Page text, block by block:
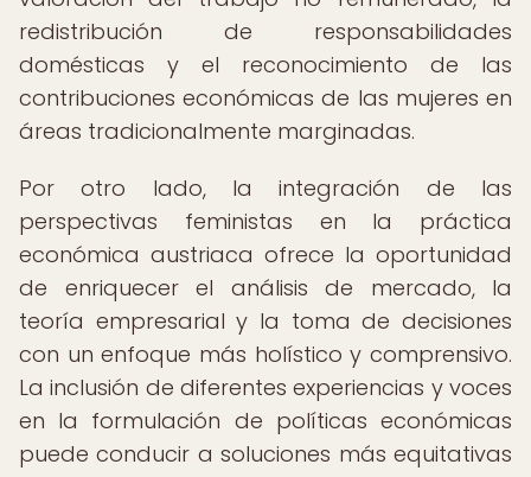
redistribución de responsabilidades
domésticas y el reconocimiento de las
contribuciones económicas de las mujeres en
áreas tradicionalmente marginadas.
Por otro lado, la integración de las
perspectivas feministas en la práctica
económica austriaca ofrece la oportunidad
de enriquecer el análisis de mercado, la
teoría empresarial y la toma de decisiones
con un enfoque más holístico y comprensivo.
La inclusión de diferentes experiencias y voces
en la formulación de políticas económicas
puede conducir a soluciones más equitativas